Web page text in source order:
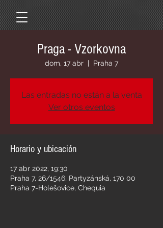
Praga - Vzorkovna
dom, 17 abr
  |
Praha 7
Las entradas no están a la venta
Ver otros eventos
Horario y ubicación
17 abr 2022, 19:30
Praha 7, 26/1546, Partyzánská, 170 00
Praha 7-Holešovice, Chequia